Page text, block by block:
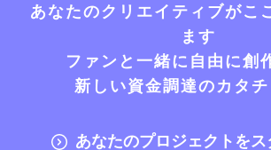
あなたのクリエイティブがこ
ます
ファンと一緒に自由に創
新しい資金調達のカタ
あなたのプロジェクトを